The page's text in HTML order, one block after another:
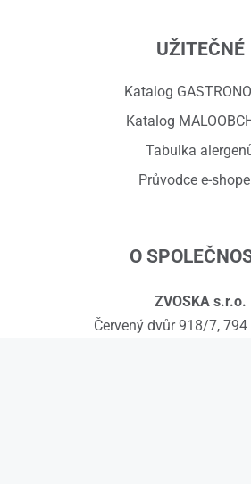
UŽITEČNÉ
Katalog
Katalog
Tabulka
Průvodce e-
O
ZVOSKA s.r.o.
Červený dvůr 918/7,